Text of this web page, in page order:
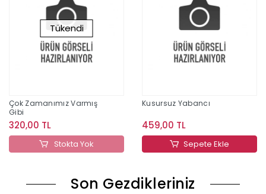
Tükendi
Çok Zamanımız Varmış
Gibi
320,00 TL
Stokta Yok
Kusursuz Yabancı
459,00 TL
Sepete Ekle
Son Gezdikleriniz